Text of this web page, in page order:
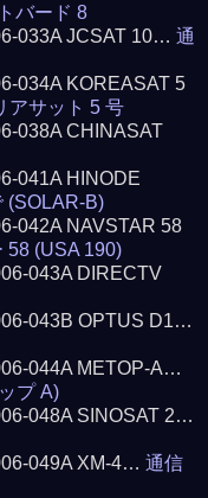
バード 8
033A JCSAT 10…通
034A KOREASAT 5
アサット 5 号
038A CHINASAT
041A HINODE
(SOLAR-B)
042A NAVSTAR 58
58 (USA 190)
043A DIRECTV
043B OPTUS D1…
044A METOP-A…
プ A)
048A SINOSAT 2…
049A XM-4…通信